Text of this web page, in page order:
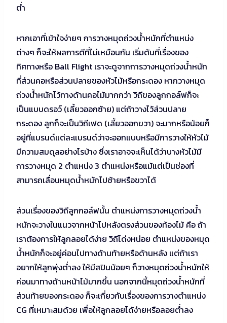
ต่ำ
หากเอาที่เข้าใจง่ายๆ การวางหมุดถ่วงน้ำหนักที่ตำแหน่ง
ต่างๆ ก็จะให้ผลการตีที่ไม่เหมือนกัน เริ่มต้นที่เรื่องของ
ทิศทางหรือ Ball Flight เราจะดูจากการวางหมุดถ่วงน้ำหนัก
ที่ส่วนคอหรือส่วนปลายของหัวไม้หรือกระดอง หากวางหมุด
ถ่วงน้ำหนักไว้ทางด้านคอไม้มากกว่า วิถีของลูกกอล์ฟก็จะ
เป็นแบบดรอว์ (เลี้ยวออกซ้าย) แต่ถ้าวางไว้ส่วนปลาย
กระดอง ลูกก็จะเป็นวิถีเฟด (เลี้ยวออกขวา) จะมากหรือน้อยก็
อยู่ที่แบรนด์แต่ละแบรนด์ว่าจะออกแบบหรือมีการวางให้หัวไม้
มีความสมดุลอย่างไรบ้าง ซึ่งเราอาจจะเห็นได้ว่าบางหัวไม้มี
การวางหมุด 2 ตำแหน่ง 3 ตำแหน่งหรือแม้แต่เป็นช่องที่
สามารถเลื่อนหมุดน้ำหนักไปซ้ายหรือขวาได้
ส่วนเรื่องของวิถีลูกกอล์ฟนั้น ตำแหน่งการวางหมุดถ่วงน้ำ
หนักจะวางในแนวจากหน้าไปหลังตรงส่วนของท้องไม้ คือ ถ้า
เราต้องการให้ลูกลอยได้ง่าย วิถีโด่งหน่อย ตำแหน่งของหมุด
น้ำหนักก็จะอยู่ค่อนไปทางด้านท้ายหรือด้านหลัง แต่ถ้าเรา
อยากให้ลูกพุ่งต่ำลง ให้มีสปินน้อยๆ ก็วางหมุดถ่วงน้ำหนักให้
ค่อนมาทางด้านหน้าไม้มากขึ้น นอกจากนี้หมุดถ่วงน้ำหนักที่
ส่วนท้ายของกระดอง ก็จะเกี่ยวกับเรื่องของการวางตำแหน่ง
CG ที่เหมาะสมด้วย เพื่อให้ลูกลอยได้ง่ายหรือลอยต่ำลง